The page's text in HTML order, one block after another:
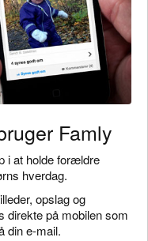
Famly
i at holde forældre
hverdag.
opslag og
direkte på mobilen som
din e-mail.